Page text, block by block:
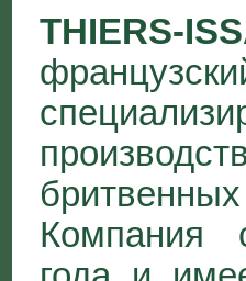
THIERS-
Компания